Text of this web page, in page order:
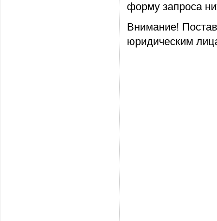
форму запроса
Внимание!
юридическим